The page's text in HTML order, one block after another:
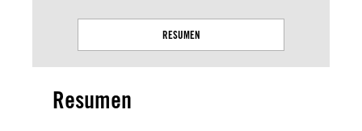
RESUMEN
Resumen